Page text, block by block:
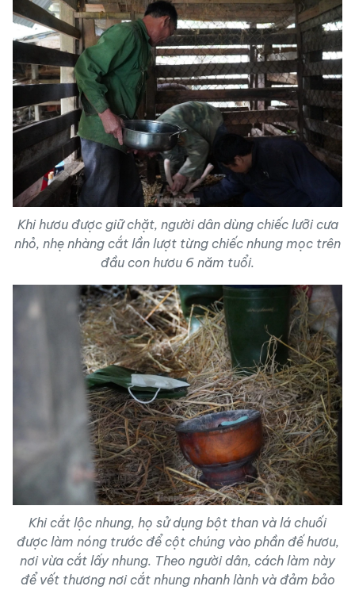
Khi hươu được giữ chặt, người dân dùng chiếc lưỡi cưa
nhỏ, nhẹ nhàng cắt lần lượt từng chiếc nhung mọc trên
đầu con hươu 6 năm tuổi.
Khi cắt lộc nhung, họ sử dụng bột than và lá chuối
được làm nóng trước để cột chúng vào phần đế hươu,
nơi vừa cắt lấy nhung. Theo người dân, cách làm này
để vết thương nơi cắt nhung nhanh lành và đảm bảo